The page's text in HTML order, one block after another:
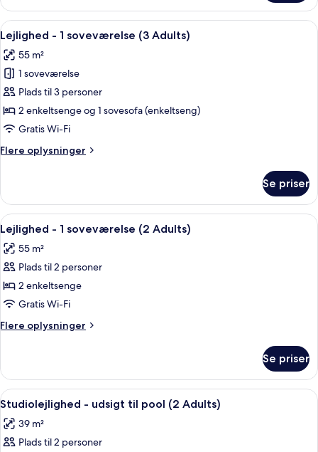
studiolejlighed
(2
Adults)
Indlæs
alle
billeder
af
Lejlighed
-
1
(3
Et moderne hotelværelse med seng,
3
Lejlighed - 1 soveværelse (3 Adults)
55 m²
1 soveværelse
Plads til 3 personer
2 enkeltsenge og 1 sovesofa (enkeltseng)
Gratis Wi-Fi
Flere oplysninger
Flere
-
soveværelse
Adults)
Se priser
Indlæs
alle
billeder
af
Lejlighed
-
1
soveværelse
Adults)
Et moderne hotelværelse med seng,
3
Lejlighed - 1 soveværelse (2 Adults)
55 m²
Plads til 2 personer
2 enkeltsenge
Gratis Wi-Fi
Flere oplysninger
Flere
-
soveværelse
Adults)
Se priser
Indlæs
alle
billeder
af
Et moderne hotelværelse med seng,
6
Studiolejlighed - udsigt til pool (2 Adults)
39 m²
Plads til 2 personer